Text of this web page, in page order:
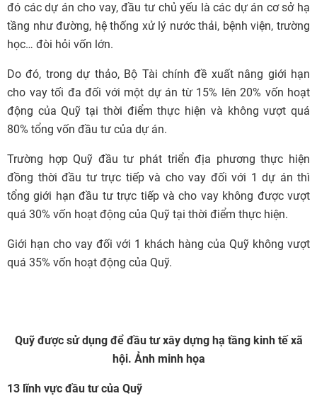
đó các dự án cho vay, đầu tư chủ yếu là các dự án cơ sở hạ
tầng như đường, hệ thống xử lý nước thải, bệnh viện, trường
học… đòi hỏi vốn lớn.
Do đó, trong dự thảo, Bộ Tài chính đề xuất nâng giới hạn
cho vay tối đa đối với một dự án từ 15% lên 20% vốn hoạt
động của Quỹ tại thời điểm thực hiện và không vượt quá
80% tổng vốn đầu tư của dự án.
Trường hợp Quỹ đầu tư phát triển địa phương thực hiện
đồng thời đầu tư trực tiếp và cho vay đối với 1 dự án thì
tổng giới hạn đầu tư trực tiếp và cho vay không được vượt
quá 30% vốn hoạt động của Quỹ tại thời điểm thực hiện.
Giới hạn cho vay đối với 1 khách hàng của Quỹ không vượt
quá 35% vốn hoạt động của Quỹ.
Quỹ được sử dụng để đầu tư xây dựng hạ tầng kinh tế xã
hội. Ảnh minh họa
13 lĩnh vực đầu tư của Quỹ